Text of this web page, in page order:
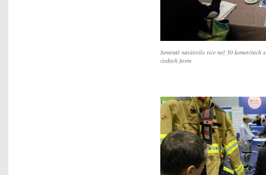
Seminář navštívilo více než 50 komerčních
českých firem